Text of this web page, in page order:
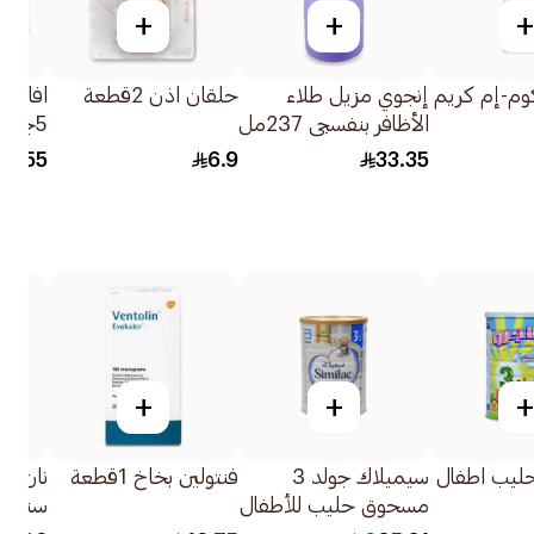
+
إم كريم
+
إنجوي مزيل طلاء
الأظافر بنفسجي 237مل
33.35
+
حلقان اذن 2قطعة
6.9
5جرام
55
+
3 حليب اطفال
+
سيميلاك جولد 3
مسحوق حليب للأطفال
+
فنتولين بخاخ 1قطعة
سنوات